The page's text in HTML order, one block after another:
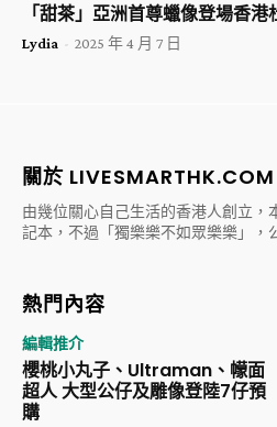
「甜茶」亞洲首尊蠟像登場香
Lydia - 2025 年 4 月 7 日
關於 LIVESMARTHK.COM
由幾位關心自己生活的香港人創立，
記本，不過「獨樂樂不如眾樂樂」，
熱門內容
編輯推介
櫻桃小丸子、Ultraman、幪面
超人 大型公仔及雕像登陸7仔預
購